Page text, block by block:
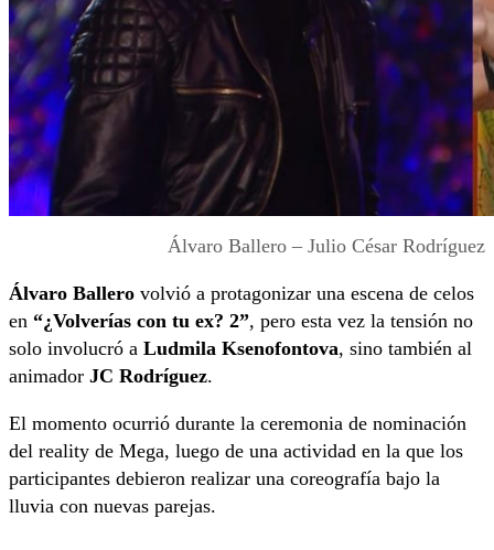
Álvaro Ballero – Julio César Rodríguez
Álvaro Ballero volvió a protagonizar una escena de celos
en “¿Volverías con tu ex? 2”, pero esta vez la tensión no
solo involucró a Ludmila Ksenofontova, sino también al
animador JC Rodríguez.
El momento ocurrió durante la ceremonia de nominación
del reality de Mega, luego de una actividad en la que los
participantes debieron realizar una coreografía bajo la
lluvia con nuevas parejas.